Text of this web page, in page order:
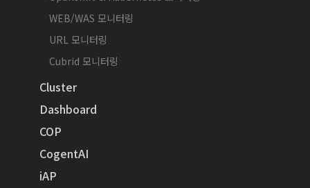
WEB/WAS 모니터링
URL 모니터링
Cubrid 모니터링
Cluster
Dashboard
COP
CogentAI
iAP